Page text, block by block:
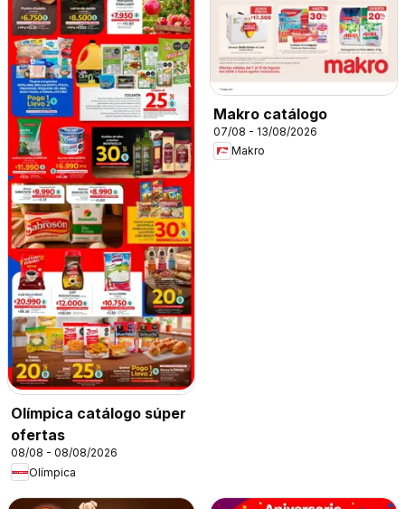
Olímpica catálogo súper
ofertas
08/08 - 08/08/2026
Olímpica
Makro catálogo
07/08 - 13/08/2026
Makro